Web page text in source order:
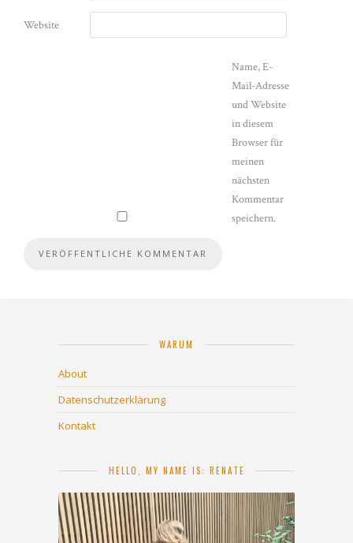
Website
Name, E-
Mail-Adresse
und Website
in diesem
Browser für
meinen
nächsten
Kommentar
speichern.
WARUM
About
Datenschutzerklärung
Kontakt
HELLO, MY NAME IS: RENATE